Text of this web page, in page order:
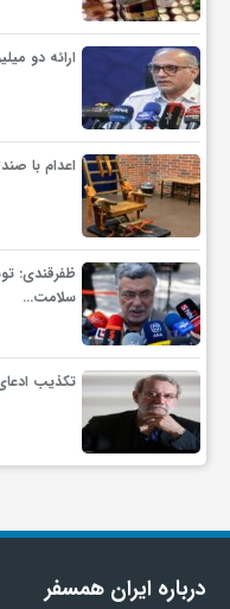
ارائه دو میلیون و ۴۲۶
اعدام با
ظفرقندی:
سلامت…
تکذیب
درباره ایران همسفر